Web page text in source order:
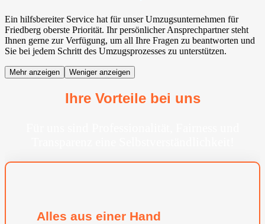
Ein hilfsbereiter Service hat für unser Umzugsunternehmen für
Friedberg oberste Priorität. Ihr persönlicher Ansprechpartner steht
Ihnen gerne zur Verfügung, um all Ihre Fragen zu beantworten und
Sie bei jedem Schritt des Umzugsprozesses zu unterstützen.
Mehr anzeigen Weniger anzeigen
Ihre Vorteile bei uns
Alles aus einer Hand